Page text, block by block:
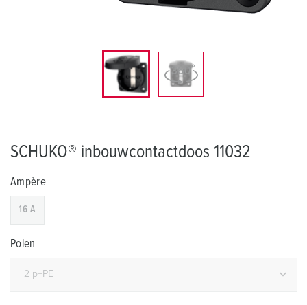
SCHUKO® inbouwcontactdoos 11032
Ampère
16 A
Polen